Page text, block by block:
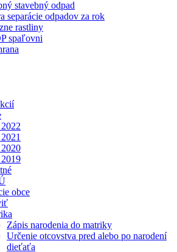
stavebný odpad
separácie odpadov za rok
rastliny
spaľovni
obce
Zápis narodenia do matriky
Určenie otcovstva pred alebo po narodení
dieťaťa